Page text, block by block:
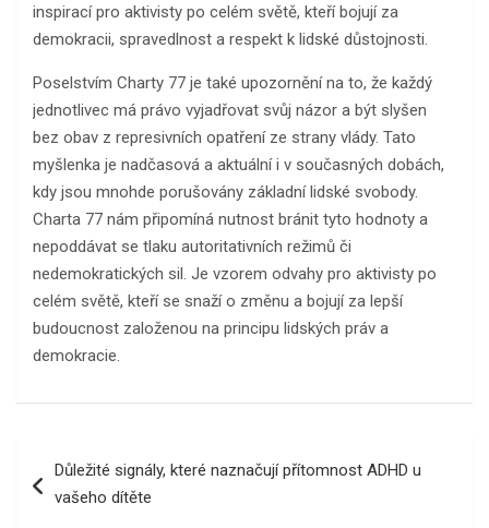
inspirací pro aktivisty po celém světě, kteří bojují za
demokracii, spravedlnost a respekt k lidské důstojnosti.
Poselstvím Charty 77 je také upozornění na to, že každý
jednotlivec má právo vyjadřovat svůj názor a být slyšen
bez obav z represivních opatření ze strany vlády. Tato
myšlenka je nadčasová a aktuální i v současných dobách,
kdy jsou mnohde porušovány základní lidské svobody.
Charta 77 nám připomíná nutnost bránit tyto hodnoty a
nepoddávat se tlaku autoritativních režimů či
nedemokratických sil. Je vzorem odvahy pro aktivisty po
celém světě, kteří se snaží o změnu a bojují za lepší
budoucnost založenou na principu lidských práv a
demokracie.
proDůležité signály, které naznačují přítomnost ADHD u
vašeho dítěte